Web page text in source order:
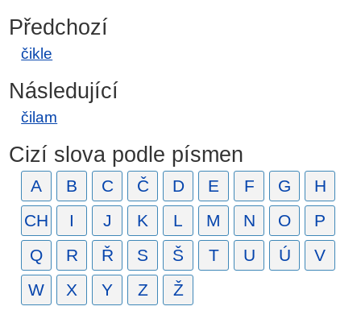
Předchozí
čikle
Následující
čilam
Cizí slova podle písmen
A B C Č D E F G
H
CH
I J K L M N O
P
Q
R Ř S Š T U Ú
V
W
X Y Z Ž